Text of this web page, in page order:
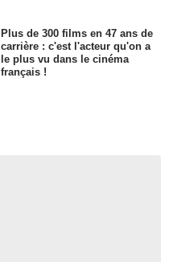
Plus de 300 films en 47 ans de
carrière : c'est l'acteur qu'on a
le plus vu dans le cinéma
français !